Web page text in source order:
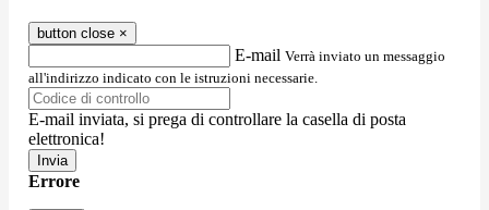
button close ×
E-mail Verrà inviato un messaggio
all'indirizzo indicato con le istruzioni necessarie.
E-mail inviata, si prega di controllare la casella di posta
elettronica!
Errore